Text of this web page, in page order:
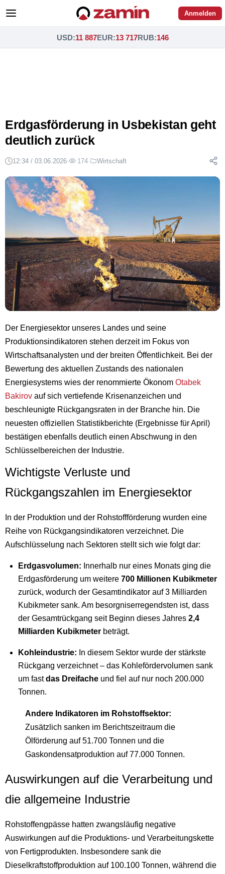
Anmelden
USD:11 887EUR:13 717RUB:146
Erdgasförderung in Usbekistan geht
deutlich zurück
12:34 / 03.06.2026· 174· Wirtschaft
Der Energiesektor unseres Landes und seine
Produktionsindikatoren stehen derzeit im Fokus von
Wirtschaftsanalysten und der breiten Öffentlichkeit. Bei der
Bewertung des aktuellen Zustands des nationalen
Energiesystems wies der renommierte Ökonom Otabek
Bakirov auf sich vertiefende Krisenanzeichen und
beschleunigte Rückgangsraten in der Branche hin. Die
neuesten offiziellen Statistikberichte (Ergebnisse für April)
bestätigen ebenfalls deutlich einen Abschwung in den
Schlüsselbereichen der Industrie.
Wichtigste Verluste und
Rückgangszahlen im Energiesektor
In der Produktion und der Rohstoffförderung wurden eine
Reihe von Rückgangsindikatoren verzeichnet. Die
Aufschlüsselung nach Sektoren stellt sich wie folgt dar:
Erdgasvolumen: Innerhalb nur eines Monats ging die
Erdgasförderung um weitere 700 Millionen Kubikmeter
zurück, wodurch der Gesamtindikator auf 3 Milliarden
Kubikmeter sank. Am besorgniserregendsten ist, dass
der Gesamtrückgang seit Beginn dieses Jahres 2,4
Milliarden Kubikmeter beträgt.
Kohleindustrie: In diesem Sektor wurde der stärkste
Rückgang verzeichnet – das Kohlefördervolumen sank
um fastdas Dreifache und fiel auf nur noch 200.000
Tonnen.
Andere Indikatoren im Rohstoffsektor:
Zusätzlich sanken im Berichtszeitraum die
Ölförderung auf 51.700 Tonnen und die
Gaskondensatproduktion auf 77.000 Tonnen.
Auswirkungen auf die Verarbeitung und
die allgemeine Industrie
Rohstoffengpässe hatten zwangsläufig negative
Auswirkungen auf die Produktions- und Verarbeitungskette
von Fertigprodukten. Insbesondere sank die
Dieselkraftstoffproduktion auf 100.100 Tonnen, während die